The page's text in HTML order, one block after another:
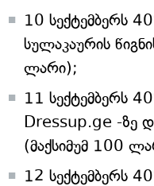
10 სექტემბერს
სულაკაურის
ლარი);
11 სექტემბერს
Dressup.ge -ზე
(მაქსიმუმ 100
12 სექტემბერს